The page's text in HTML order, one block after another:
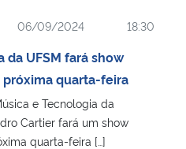
06/09/2024 18:30
da UFSM fará show
quarta-feira
e Tecnologia da
Cartier fará um show
quarta-feira […]